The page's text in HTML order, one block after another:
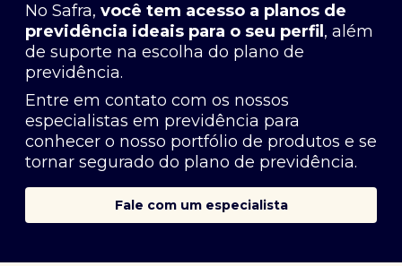
No Safra, você tem acesso a planos de
previdência ideais para o seu perfil , além
de suporte na escolha do plano de
previdência.
Entre em contato com os nossos
especialistas em previdência para
conhecer o nosso portfólio de produtos e se
tornar segurado do plano de previdência.
Fale com um especialista